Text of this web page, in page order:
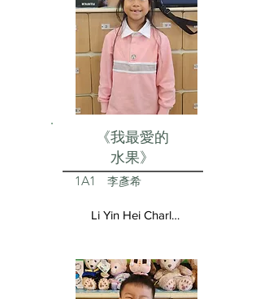
《我最愛的
水果》
1A1 李彥希
Li Yin Hei Charlotte